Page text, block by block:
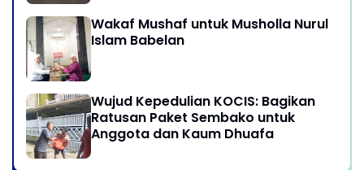
Wakaf Mushaf untuk Musholla Nurul
Islam Babelan
Wujud Kepedulian KOCIS: Bagikan
Ratusan Paket Sembako untuk
Anggota dan Kaum Dhuafa